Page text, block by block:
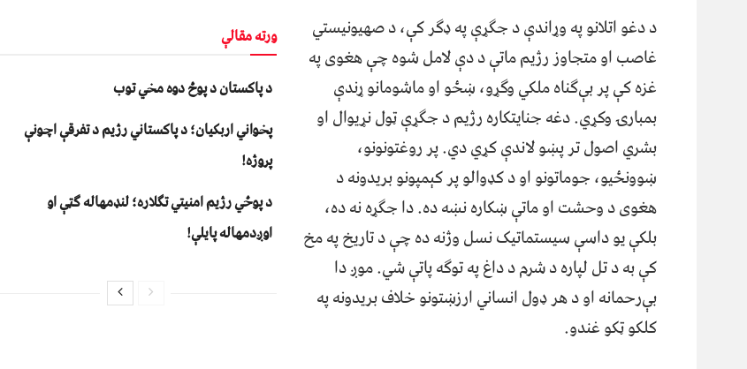
ورته مقالې
د پاکستان د پوځ دوه مخي توب
پخواني اربکیان؛ د پاکستاني رژیم د تفرقې اچونې
پروژه!
د پوځي رژیم امنیتي تګلاره؛ لنډمهاله ګټې او
اوږدمهاله پایلې!
د دغو اتلانو په وړاندې د جګړې په ډګر کې، د صهيونيستي
غاصب او متجاوز رژيم ماتې د دې لامل شوه چې هغوی په
غزه کې پر بې‌ګناه ملکي وګړو، ښځو او ماشومانو ړندې
بمبارۍ وکړي. دغه جنايتکاره رژيم د جګړې ټول نړيوال او
بشري اصول تر پښو لاندې کړي دي. پر روغتونونو،
ښوونځيو، جوماتونو او د کډوالو پر کېمپونو بريدونه د
هغوی د وحشت او ماتې ښکاره نښه ده. دا جګړه نه ده،
بلکې يو داسې سيستماتيک نسل وژنه ده چې د تاريخ په مخ
کې به د تل لپاره د شرم د داغ په توګه پاتې شي. موږ دا
بې‌رحمانه او د هر ډول انساني ارزښتونو خلاف بريدونه په
کلکو ټکو غندو.